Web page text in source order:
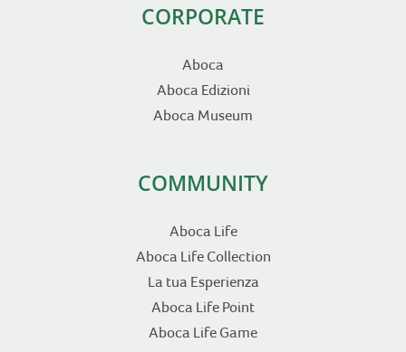
CORPORATE
Aboca
Aboca Edizioni
Aboca Museum
COMMUNITY
Aboca Life
Aboca Life Collection
La tua Esperienza
Aboca Life Point
Aboca Life Game